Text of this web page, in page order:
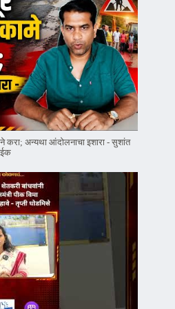
करा; अन्यथा आंदोलनाचा इशारा - सुशांत